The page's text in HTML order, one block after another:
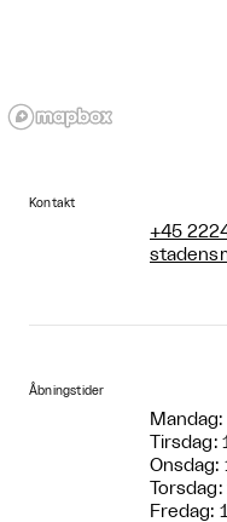
Kontakt
+45
Åbningstider
Tirsdag:
Onsdag:
Fredag: